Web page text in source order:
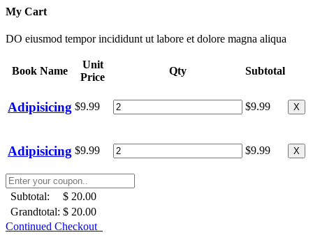
My Cart
DO eiusmod tempor incididunt ut labore et dolore magna aliqua
Book Name
Unit
Price
Qty Subtotal
Adipisicing $9.99 $9.99 X
Adipisicing $9.99 $9.99 X
Subtotal:
$ 20.00
Grandtotal: $ 20.00
Continued Checkout